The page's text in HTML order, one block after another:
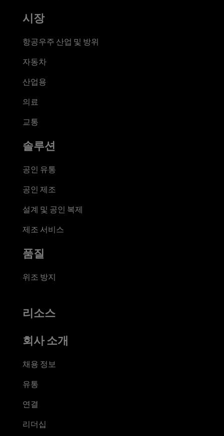
시장
항공우주 산업 및 방위
자동차
산업용
의료
교통
솔루션
공인 유통
공인 제조
설계 및 공인 복제
제조 서비스
품질
위조 방지
리소스
회사 소개
채용 정보
유통
연결
리더십